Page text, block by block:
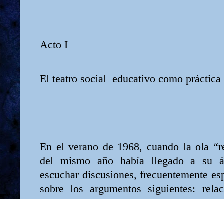
Acto I
El teatro social educativo como
En el verano de 1968, cuando la ola
del mismo año había llegado a su
escuchar discusiones, frecuentemente
sobre los argumentos siguientes: